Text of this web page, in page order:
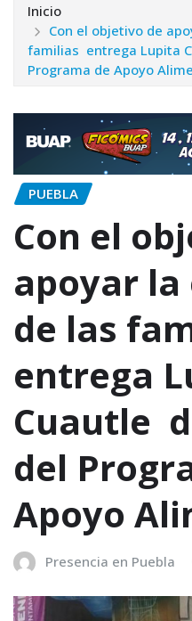
Inicio
Con el objetivo de
familias entrega Lupita
Programa de Apoyo
PUEBLA
Con el
apoyar la
de las
entrega
Cuautle
del
Apoyo
Presencia en Puebla